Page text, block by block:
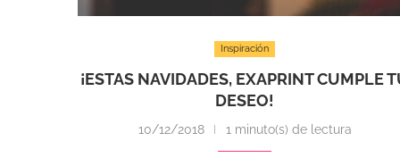
Inspiración
¡ESTAS NAVIDADES, EXAPRINT CUMPLE
DESEO!
10/12/2018 1 minuto(s) de lectura